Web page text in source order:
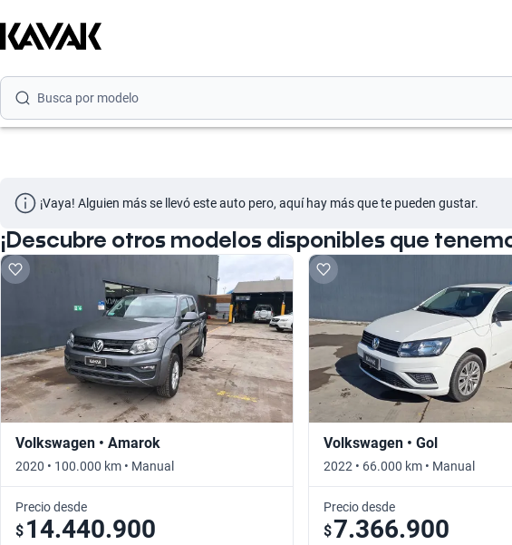
Busca por versión
Busca por versión
Busca por año
¡Vaya! Alguien más se llevó este auto pero, aquí hay más que te pueden gustar.
¡Descubre otros modelos disponibles que
Volkswagen • Amarok
2020 • 100.000 km • Manual
Precio desde
$ 14.440.900
Volkswagen • Gol
2022 • 66.000 km • Manual
Precio desde
$7.366.900